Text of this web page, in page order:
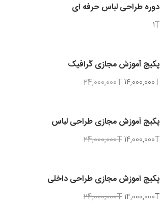
دوره طراحی لباس حرفه ای
1T
پکیج آموزش مجازی گرافیک
24,000,000T14,000,000T
پکیج آموزش مجازی طراحی لباس
24,000,000T14,000,000T
پکیج آموزش مجازی طراحی داخلی
24,000,000T14,000,000T